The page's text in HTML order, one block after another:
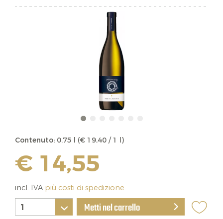
Contenuto: 0.75 l (€ 19,40 / 1 l)
€ 14,55
incl. IVA più costi di spedizione
Metti nel carrello